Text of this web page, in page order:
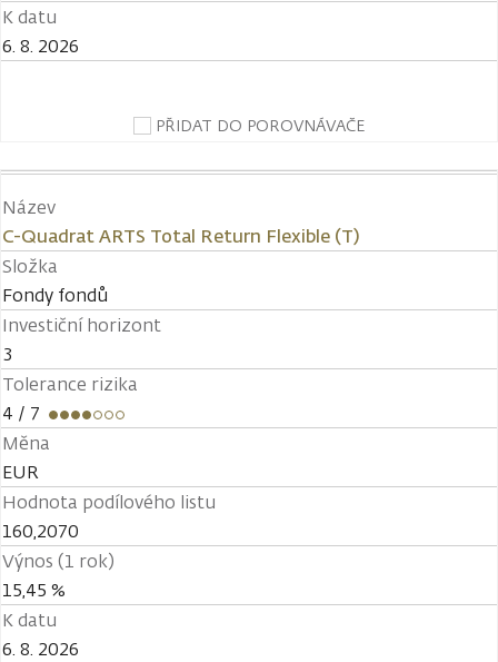
K datu
6. 8. 2026
PŘIDAT DO POROVNÁVAČE
Název
C-Quadrat ARTS Total Return Flexible (T)
Složka
Fondy fondů
Investiční horizont
3
Tolerance rizika
4 / 7
Měna
EUR
Hodnota podílového listu
160,2070
Výnos (1 rok)
15,45 %
K datu
6. 8. 2026